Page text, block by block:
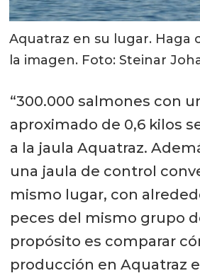
Aquatraz en su lugar. Haga
la imagen. Foto: Steinar
“300.000 salmones con
aproximado de 0,6 kilos
a la jaula Aquatraz.
una jaula de control
mismo lugar, con
peces del mismo grupo
propósito es comparar
producción en Aquatraz